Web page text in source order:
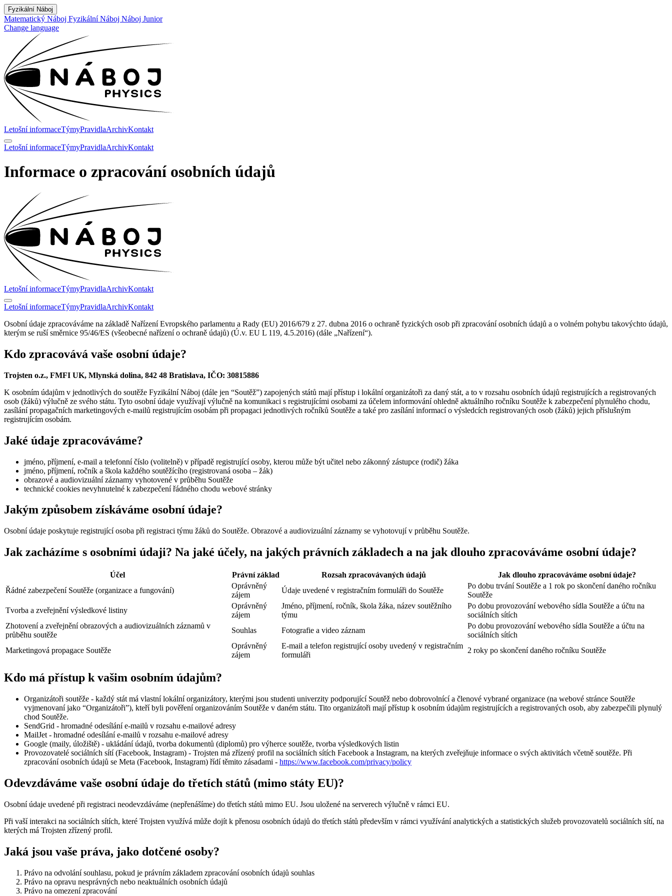
Fyzikální Náboj
Matematický Náboj Fyzikální Náboj Náboj Junior
Change language
Letošní informaceTýmyPravidlaArchivKontakt
Letošní informaceTýmyPravidlaArchivKontakt
Informace o zpracování osobních údajů
Letošní informaceTýmyPravidlaArchivKontakt
Letošní informaceTýmyPravidlaArchivKontakt
Osobní údaje zpracováváme na základě Nařízení Evropského parlamentu a Rady (EU) 2016/679 z 27. dubna 2016 o ochraně fyzických osob při zpracování osobních údajů a o volném pohybu takovýchto údajů,
kterým se ruší směrnice 95/46/ES (všeobecné nařízení o ochraně údajů) (Ú.v. EU L 119, 4.5.2016) (dále „Nařízení“).
Kdo zpracovává vaše osobní údaje?
Trojsten o.z., FMFI UK, Mlynská dolina, 842 48 Bratislava, IČO: 30815886
K osobním údajům v jednotlivých do soutěže Fyzikální Náboj (dále jen “Soutěž”) zapojených států mají přístup i lokální organizátoři za daný stát, a to v rozsahu osobních údajů registrujících a registrovaných
osob (žáků) výlučně ze svého státu. Tyto osobní údaje využívají výlučně na komunikaci s registrujícími osobami za účelem informování ohledně aktuálního ročníku Soutěže k zabezpečení plynulého chodu,
zasílání propagačních marketingových e-mailů registrujícím osobám při propagaci jednotlivých ročníků Soutěže a také pro zasílání informací o výsledcích registrovaných osob (žáků) jejich příslušným
registrujícím osobám.
Jaké údaje zpracováváme?
jméno, příjmení, e-mail a telefonní číslo (volitelně) v případě registrující osoby, kterou může být učitel nebo zákonný zástupce (rodič) žáka
jméno, příjmení, ročník a škola každého soutěžícího (registrovaná osoba – žák)
obrazové a audiovizuální záznamy vyhotovené v průběhu Soutěže
technické cookies nevyhnutelné k zabezpečení řádného chodu webové stránky
Jakým způsobem získáváme osobní údaje?
Osobní údaje poskytuje registrující osoba při registraci týmu žáků do Soutěže. Obrazové a audiovizuální záznamy se vyhotovují v průběhu Soutěže.
Jak zacházíme s osobními údaji? Na jaké účely, na jakých právních základech a na jak dlouho zpracováváme osobní údaje?
Účel Právní základ Rozsah zpracovávaných údajů
Jak dlouho zpracováváme osobní údaje?
Řádné zabezpečení Soutěže (organizace a fungování)
Oprávněný
zájem
Údaje uvedené v registračním formuláři do Soutěže
Po dobu trvání Soutěže a 1 rok po skončení daného ročníku
Soutěže
Tvorba a zveřejnění výsledkové listiny
Oprávněný
zájem
Jméno, příjmení, ročník, škola žáka, název soutěžního
týmu
Po dobu provozování webového sídla Soutěže a účtu na
sociálních sítích
Zhotovení a zveřejnění obrazových a audiovizuálních záznamů v
průběhu soutěže
Souhlas Fotografie a video záznam
Po dobu provozování webového sídla Soutěže a účtu na
sociálních sítích
Marketingová propagace Soutěže
Oprávněný
zájem
E-mail a telefon registrující osoby uvedený v registračním
formuláři
2 roky po skončení daného ročníku Soutěže
Kdo má přístup k vašim osobním údajům?
Organizátoři soutěže - každý stát má vlastní lokální organizátory, kterými jsou studenti univerzity podporující Soutěž nebo dobrovolnící a členové vybrané organizace (na webové stránce Soutěže
vyjmenovaní jako “Organizátoři”), kteří byli pověření organizováním Soutěže v daném státu. Tito organizátoři mají přístup k osobním údajům registrujících a registrovaných osob, aby zabezpečili plynulý
chod Soutěže.
SendGrid - hromadné odesílání e-mailů v rozsahu e-mailové adresy
MailJet - hromadné odesílání e-mailů v rozsahu e-mailové adresy
Google (maily, úložiště) - ukládání údajů, tvorba dokumentů (diplomů) pro výherce soutěže, tvorba výsledkových listin
Provozovatelé sociálních sítí (Facebook, Instagram) - Trojsten má zřízený profil na sociálních sítích Facebook a Instagram, na kterých zveřejňuje informace o svých aktivitách včetně soutěže. Při
zpracování osobních údajů se Meta (Facebook, Instagram) řídí těmito zásadami - https://www.facebook.com/privacy/policy
Odevzdáváme vaše osobní údaje do třetích států (mimo státy EU)?
Osobní údaje uvedené při registraci neodevzdáváme (nepřenášíme) do třetích států mimo EU. Jsou uložené na serverech výlučně v rámci EU.
Při vaší interakci na sociálních sítích, které Trojsten využívá může dojít k přenosu osobních údajů do třetích států především v rámci využívání analytických a statistických služeb provozovatelů sociálních sítí, na
kterých má Trojsten zřízený profil.
Jaká jsou vaše práva, jako dotčené osoby?
Právo na odvolání souhlasu, pokud je právním základem zpracování osobních údajů souhlas
Právo na opravu nesprávných nebo neaktuálních osobních údajů
Právo na omezení zpracování